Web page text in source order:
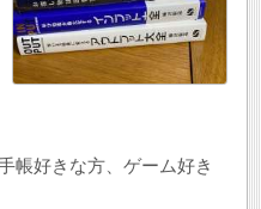
帳好きな方、ゲーム好き